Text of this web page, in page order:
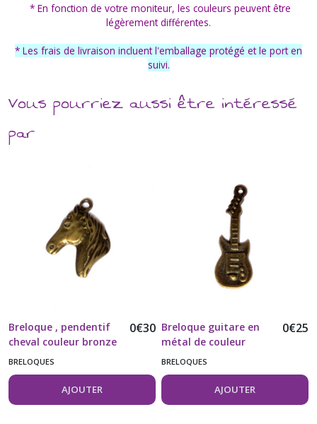
* En fonction de votre moniteur, les couleurs peuvent être
légèrement différentes.
* Les frais de livraison incluent l'emballage protégé et le port en
suivi.
Vous pourriez aussi être intéressé
par
Breloque , pendentif
cheval couleur bronze
0€30
BRELOQUES
AJOUTER
Breloque guitare en
métal de couleur
bronze vendue à
0€25
BRELOQUES
AJOUTER